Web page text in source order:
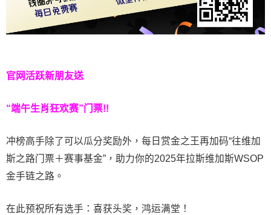
官网活跃新朋友送
“端午生肖狂欢赛”门票!!
冲榜高手除了可以瓜分奖励外，每日赏金之王再加码“往维加
斯之路门票＋赛事基金”，助力你的2025年拉斯维加斯WSOP
金手链之路。
在此预祝所有选手：喜获头奖，鸿运满堂！